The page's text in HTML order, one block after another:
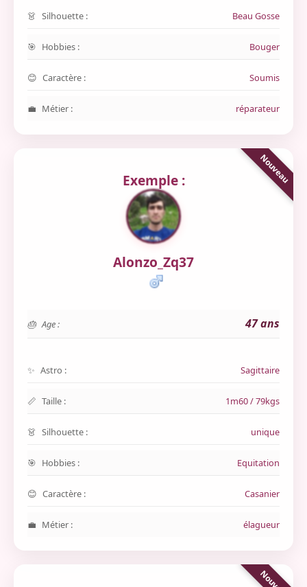
Silhouette : Beau Gosse
Hobbies : Bouger
Caractère : Soumis
Métier : réparateur
Exemple :
Alonzo_Zq37
Age : 47 ans
Astro : Sagittaire
Taille : 1m60 / 79kgs
Silhouette : unique
Hobbies : Equitation
Caractère : Casanier
Métier : élagueur